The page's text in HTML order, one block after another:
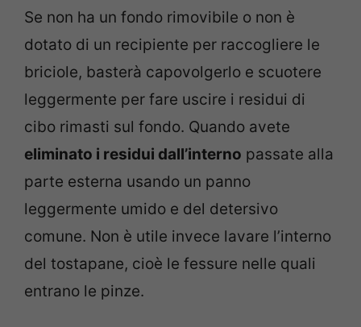
Se non ha un fondo rimovibile o non è
dotato di un recipiente per raccogliere le
briciole, basterà capovolgerlo e scuotere
leggermente per fare uscire i residui di
cibo rimasti sul fondo. Quando avete
eliminato i residui dall’interno passate alla
parte esterna usando un panno
leggermente umido e del detersivo
comune. Non è utile invece lavare l’interno
del tostapane, cioè le fessure nelle quali
entrano le pinze.